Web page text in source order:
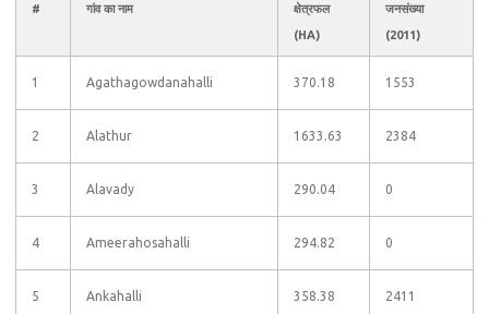
# गांव का नाम
क्षेत्रफल
(HA)
जनसंख्या
(2011)
1 Agathagowdanahalli 370.18 1553
2 Alathur 1633.63 2384
3 Alavady 290.04 0
4 Ameerahosahalli 294.82 0
5 Ankahalli 358.38 2411